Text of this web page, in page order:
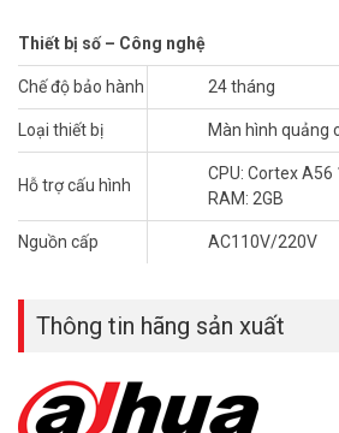
– Tích hợp LAN RJ45 và WIFI.
– Kích thước: 2100×850×160mm.
– Cân nặng: 160kg.
– Điện áp: AC110V/220V (+/- 10%), 50/
– Xuất xứ: Trung Quốc.
Quý khách xin vui lòng liên hệ số HOTLINE
trợ giá tốt nhất. Tham khảo thêm hình ảnh
Vuhoangtelecom
Thiết bị số – Công nghệ
Chế độ bảo hành 24 tháng
Loại thiết bị Màn hình quảng
Hỗ trợ cấu hình
CPU: Cortex A56
RAM: 2GB
Nguồn cấp AC110V/220V
Thông tin hãng sản xuất